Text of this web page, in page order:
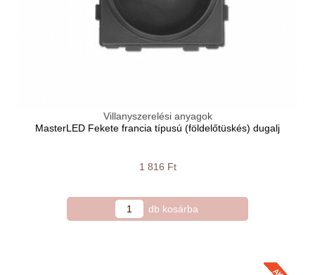
Villanyszerelési anyagok
MasterLED Fekete francia típusú (földelőtüskés) dugalj
1 816 Ft